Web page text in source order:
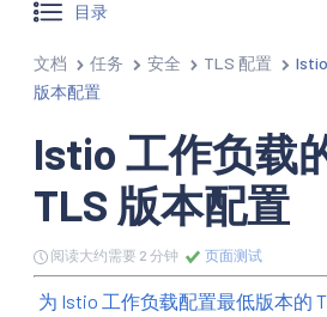
目录
文档 任务 安全 TLS 配置
版本配置
Istio 工作负载
TLS 版本配置
阅读大约需要 2 分钟 页面测试
为 Istio 工作负载配置最低版本的